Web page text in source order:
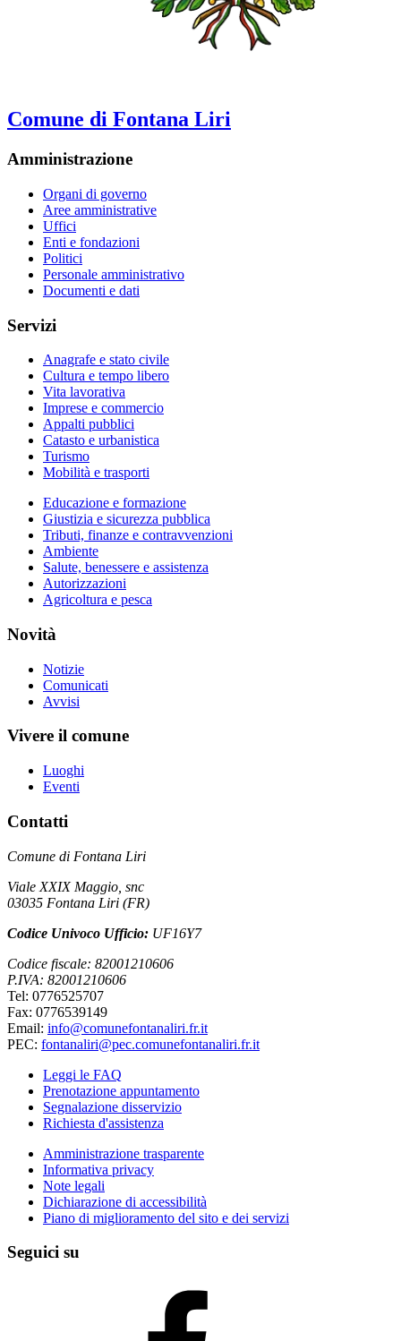
Comune di Fontana Liri
Amministrazione
Organi di governo
Aree amministrative
Uffici
Enti e fondazioni
Politici
Personale amministrativo
Documenti e dati
Servizi
Anagrafe e stato civile
Cultura e tempo libero
Vita lavorativa
Imprese e commercio
Appalti pubblici
Catasto e urbanistica
Turismo
Mobilità e trasporti
Educazione e formazione
Giustizia e sicurezza pubblica
Tributi, finanze e contravvenzioni
Ambiente
Salute, benessere e assistenza
Autorizzazioni
Agricoltura e pesca
Novità
Notizie
Comunicati
Avvisi
Vivere il comune
Luoghi
Eventi
Contatti
Comune di Fontana Liri
Viale XXIX Maggio, snc
03035 Fontana Liri (FR)
Codice Univoco Ufficio: UF16Y7
Codice fiscale: 82001210606
P.IVA: 82001210606
Tel: 0776525707
Fax: 0776539149
Email: info@comunefontanaliri.fr.it
PEC: fontanaliri@pec.comunefontanaliri.fr.it
Leggi le FAQ
Prenotazione appuntamento
Segnalazione disservizio
Richiesta d'assistenza
Amministrazione trasparente
Informativa privacy
Note legali
Dichiarazione di accessibilità
Piano di miglioramento del sito e dei servizi
Seguici su